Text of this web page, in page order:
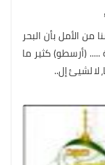
من الأمل بأن البحر
..... (أرسطو) كثير ما
لا لشيئ إل..